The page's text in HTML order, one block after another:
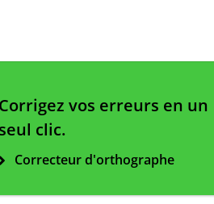
Corrigez vos erreurs en un
seul clic.
Correcteur d'orthographe